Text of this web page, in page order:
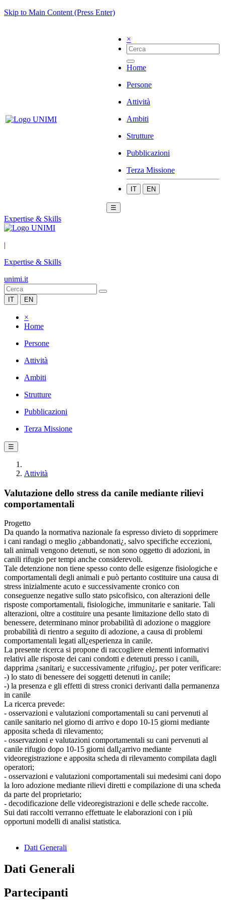
Skip to Main Content (Press Enter)
×
Home
Persone
Attività
Ambiti
Strutture
Pubblicazioni
Terza Missione
IT EN
☰
Expertise & Skills
|
Expertise & Skills
unimi.it
IT EN
×
Home
Persone
Attività
Ambiti
Strutture
Pubblicazioni
Terza Missione
☰
Attività
Valutazione dello stress da canile mediante rilievi
comportamentali
Progetto
Da quando la normativa nazionale fa espresso divieto di sopprimere
i cani randagi o meglio ¿abbandonati¿, salvo specifiche eccezioni,
tali animali vengono detenuti, se non sono oggetto di adozioni, in
canili rifugio per tempi anche considerevoli.
Tale detenzione non tiene spesso conto delle esigenze fisiologiche e
comportamentali degli animali e può pertanto costituire una causa di
stress inizialmente acuto e successivamente cronico con
conseguenze negative sullo stato psicofisico, con alterazioni delle
risposte comportamentali, fisiologiche, immunitarie e sanitarie. Tali
alterazioni, oltre a costituire una pesante limitazione dello stato di
benessere, determinano minor probabilità di adozione o maggiore
probabilità di rientro a seguito di adozione, a causa di problemi
comportamentali legati all¿esperienza in canile.
La presente ricerca si propone di raccogliere elementi informativi
relativi alle risposte dei cani condotti e detenuti presso i canili,
dapprima ¿sanitari¿ e successivamente ¿rifugio¿, per poter verificare:
-) lo stato di benessere dei soggetti detenuti in canile;
-) la presenza e gli effetti di stress cronici derivanti dalla permanenza
in canile
La ricerca prevede:
- osservazioni e valutazioni comportamentali su cani pervenuti al
canile sanitario nel giorno di arrivo e dopo 10-15 giorni mediante
apposita scheda di rilevamento;
- osservazioni e valutazioni comportamentali su cani pervenuti al
canile rifugio dopo 10-15 giorni dall¿arrivo mediante
videoregistrazione e apposita scheda di rilevamento compilata dagli
operatori;
- osservazioni e valutazioni comportamentali sui medesimi cani dopo
la loro adozione mediante rilievi diretti e compilazione di una scheda
da parte del proprietario;
- decodificazione delle videoregistrazioni e delle schede raccolte.
Sui dati raccolti verranno effettuate le elaborazioni con i più
opportuni modelli di analisi statistica.
Dati Generali
Dati Generali
Partecipanti